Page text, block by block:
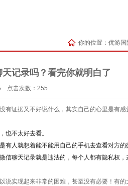
你的位置： 优游国
记录吗？看完你就明白了
点击次数：255
有证据又不好说什么，其实自己的心里是有
也不太好去看。
人就想着能不能用自己的手机去查看对方的
信聊天记录就是违法的，每个人都有隐私权
说实现起来非常的困难，甚至没有必要！有